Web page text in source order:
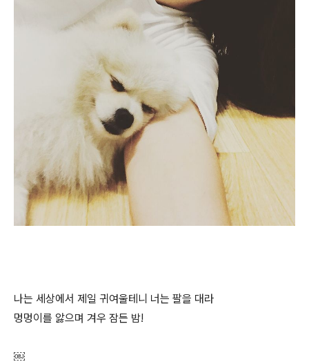
나는 세상에서 제일 귀여울테니 너는 팔을 대라
멍멍이를 앓으며 겨우 잠든 밤!
￼​